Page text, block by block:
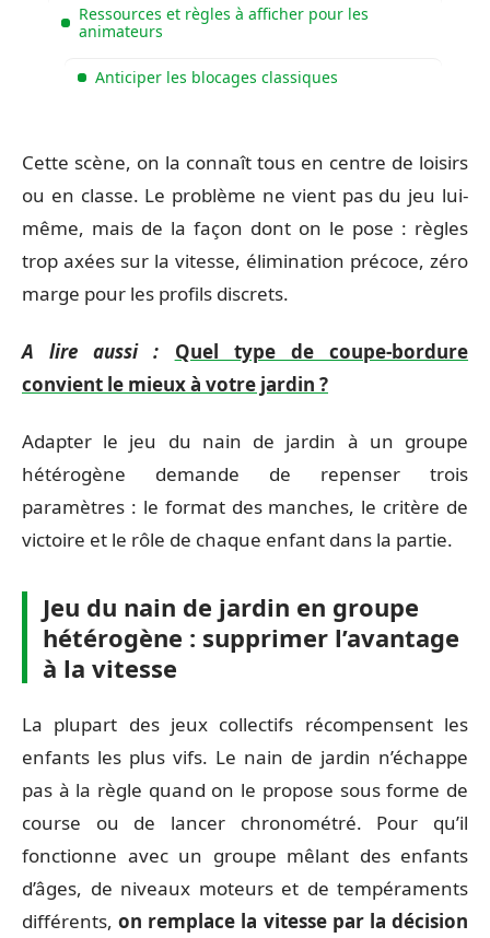
Ressources et règles à afficher pour les
animateurs
Anticiper les blocages classiques
Cette scène, on la connaît tous en centre de loisirs
ou en classe. Le problème ne vient pas du jeu lui-
même, mais de la façon dont on le pose : règles
trop axées sur la vitesse, élimination précoce, zéro
marge pour les profils discrets.
A lire aussi :
Quel type de coupe-bordure
convient le mieux à votre jardin ?
Adapter le jeu du nain de jardin à un groupe
hétérogène demande de repenser trois
paramètres : le format des manches, le critère de
victoire et le rôle de chaque enfant dans la partie.
Jeu du nain de jardin en groupe
hétérogène : supprimer l’avantage
à la vitesse
La plupart des jeux collectifs récompensent les
enfants les plus vifs. Le nain de jardin n’échappe
pas à la règle quand on le propose sous forme de
course ou de lancer chronométré. Pour qu’il
fonctionne avec un groupe mêlant des enfants
d’âges, de niveaux moteurs et de tempéraments
différents,on remplace la vitesse par la décision